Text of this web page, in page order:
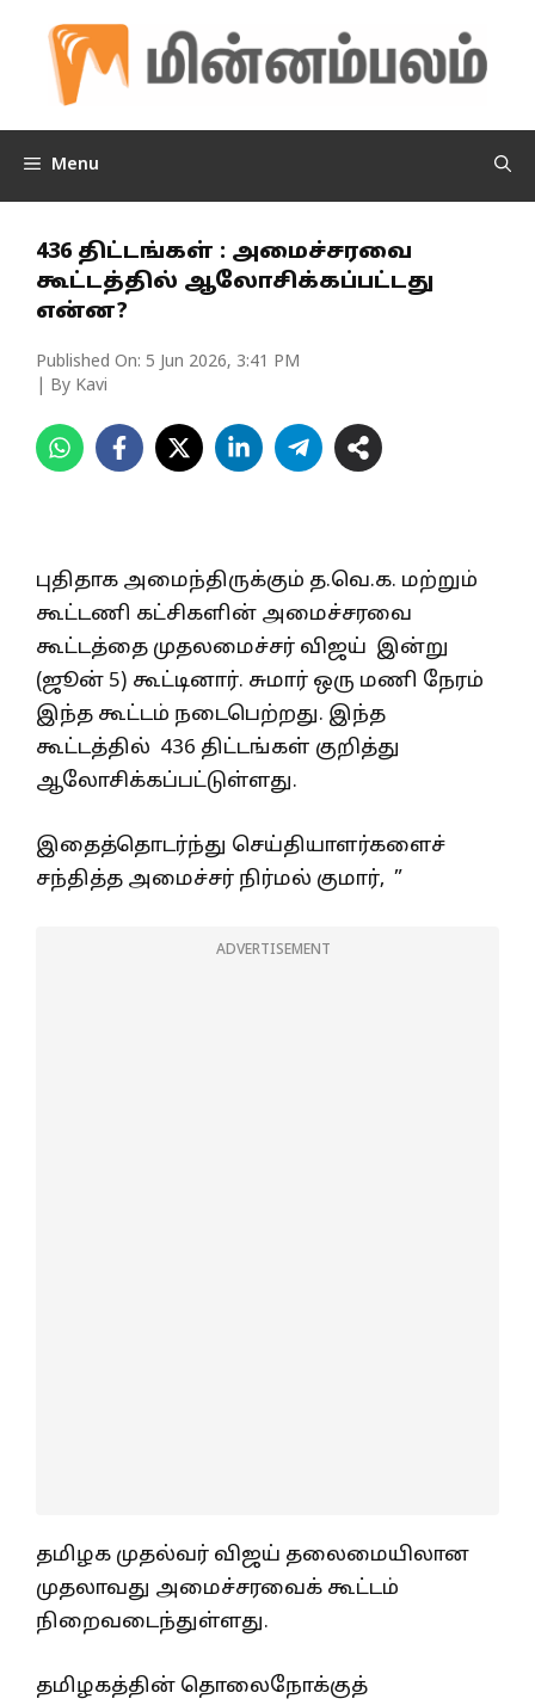
content
Menu
436 திட்டங்கள் : அமைச்சரவை
கூட்டத்தில் ஆலோசிக்கப்பட்டது
என்ன?
Published On: 5 Jun 2026, 3:41 PM
| By Kavi
புதிதாக அமைந்திருக்கும் த.வெ.க. மற்றும்
கூட்டணி கட்சிகளின் அமைச்சரவை
கூட்டத்தை முதலமைச்சர் விஜய் இன்று
(ஜூன் 5) கூட்டினார். சுமார் ஒரு மணி நேரம்
இந்த கூட்டம் நடைபெற்றது. இந்த
கூட்டத்தில் 436 திட்டங்கள் குறித்து
ஆலோசிக்கப்பட்டுள்ளது.
இதைத்தொடர்ந்து செய்தியாளர்களைச்
சந்தித்த அமைச்சர் நிர்மல் குமார், ”
ADVERTISEMENT
தமிழக முதல்வர் விஜய் தலைமையிலான
முதலாவது அமைச்சரவைக் கூட்டம்
நிறைவடைந்துள்ளது.
தமிழகத்தின் தொலைநோக்குத்